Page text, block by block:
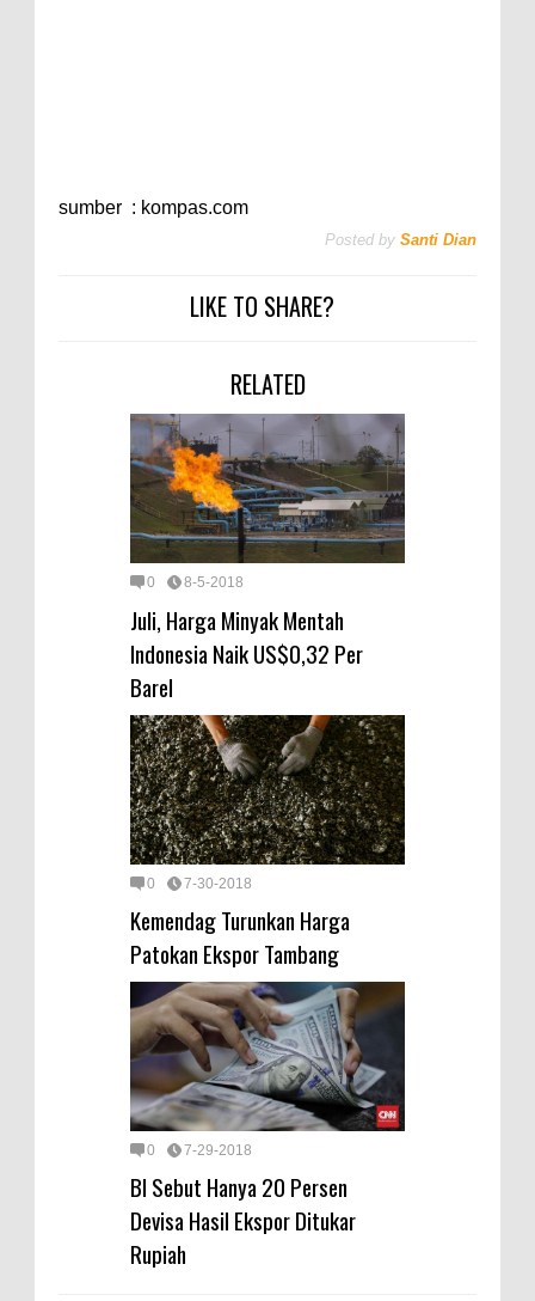
sumber : kompas.com
Posted by Santi Dian
LIKE TO SHARE?
RELATED
0 8-5-2018
Juli, Harga Minyak Mentah
Indonesia Naik US$0,32 Per
Barel
0 7-30-2018
Kemendag Turunkan Harga
Patokan Ekspor Tambang
0 7-29-2018
BI Sebut Hanya 20 Persen
Devisa Hasil Ekspor Ditukar
Rupiah